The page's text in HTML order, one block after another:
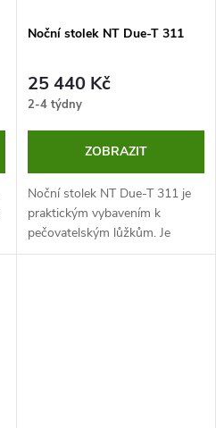
Noční stolek NT Due-T 311
25 440 Kč
2-4 týdny
ZOBRAZIT
Noční stolek NT Due-T 311 je
praktickým vybavením k
pečovatelským lůžkům. Je
vybaven jídelním stolkem a na